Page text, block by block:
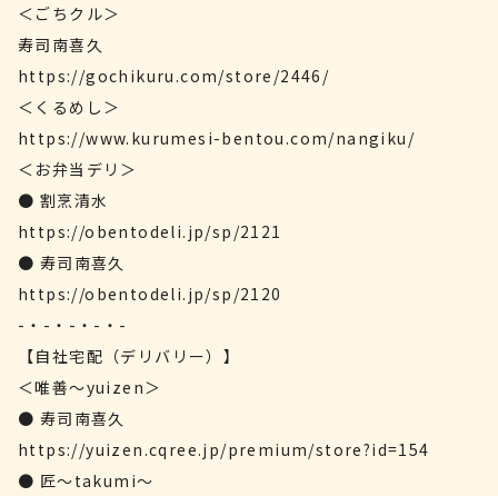
＜ごちクル＞
寿司南喜久
https://gochikuru.com/store/2446/
＜くるめし＞
https://www.kurumesi-bentou.com/nangiku/
＜お弁当デリ＞
● 割烹清水
https://obentodeli.jp/sp/2121
● 寿司南喜久
https://obentodeli.jp/sp/2120
-・-・-・-・-
【自社宅配（デリバリー）】
＜唯善～yuizen＞
● 寿司南喜久
https://yuizen.cqree.jp/premium/store?id=154
● 匠〜takumi〜